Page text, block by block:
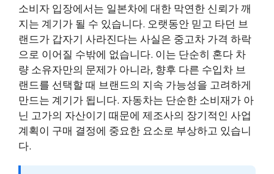
소비자 입장에서는 일본차에 대한 막연한 신뢰가 깨
지는 계기가 될 수 있습니다. 오랫동안 믿고 타던 브
랜드가 갑자기 사라진다는 사실은 중고차 가격 하락
으로 이어질 수밖에 없습니다. 이는 단순히 혼다 차
량 소유자만의 문제가 아니라, 향후 다른 수입차 브
랜드를 선택할 때 브랜드의 지속 가능성을 고려하게
만드는 계기가 됩니다. 자동차는 단순한 소비재가 아
닌 고가의 자산이기 때문에 제조사의 장기적인 사업
계획이 구매 결정에 중요한 요소로 부상하고 있습니
다.